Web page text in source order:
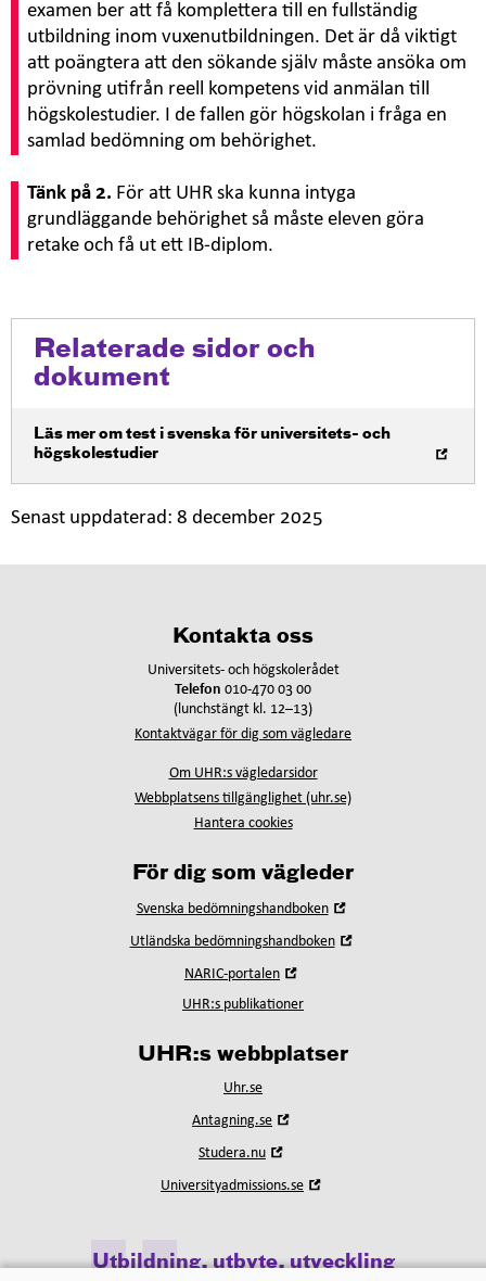
examen ber att få komplettera till en fullständig
utbildning inom vuxenutbildningen. Det är då viktigt
att poängtera att den sökande själv måste ansöka om
prövning utifrån reell kompetens vid anmälan till
högskolestudier. I de fallen gör högskolan i fråga en
samlad bedömning om behörighet.
Tänk på 2. För att UHR ska kunna intyga
grundläggande behörighet så måste eleven göra
retake och få ut ett IB-diplom.
Relaterade sidor och
dokument
Öppna i nytt fönster
Läs mer om test i svenska för universitets- och
högskolestudier
Senast uppdaterad: 8 december 2025
Kontakta oss
Universitets- och högskolerådet
Telefon 010-470 03 00
(lunchstängt kl. 12–13)
Kontaktvägar för dig som vägledare
Om UHR:s vägledarsidor
Webbplatsens tillgänglighet (uhr.se)
Hantera cookies
För dig som vägleder
Svenska bedömningshandboken
nytt
Utländska bedömningshandboken
NARIC-portalen
nytt
UHR:s publikationer
UHR:s webbplatser
Uhr.se
Antagning.se
fönster
Studera.nu
nytt
Universityadmissions.se
Utbildning, utbyte, utveckling